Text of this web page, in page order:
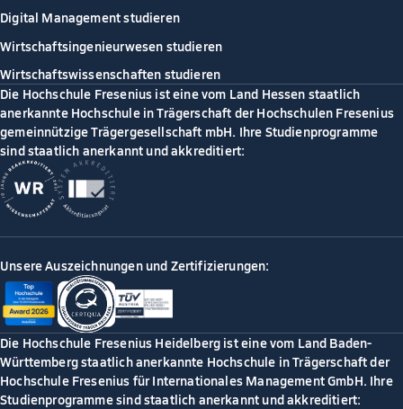
Digital Management studieren
Wirtschaftsingenieurwesen studieren
Wirtschaftswissenschaften studieren
Die Hochschule Fresenius ist eine vom Land Hessen staatlich
anerkannte Hochschule in Trägerschaft der Hochschulen Fresenius
gemeinnützige Trägergesellschaft mbH. Ihre Studienprogramme
sind staatlich anerkannt und akkreditiert:
Unsere Auszeichnungen und Zertifizierungen:
Die Hochschule Fresenius Heidelberg ist eine vom Land Baden-
Württemberg staatlich anerkannte Hochschule in Trägerschaft der
Hochschule Fresenius für Internationales Management GmbH. Ihre
Studienprogramme sind staatlich anerkannt und akkreditiert: